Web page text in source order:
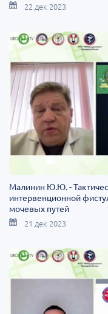
22 дек 2023
Малинин Ю.Ю. -
интервенционной
мочевых путей
21 дек 2023